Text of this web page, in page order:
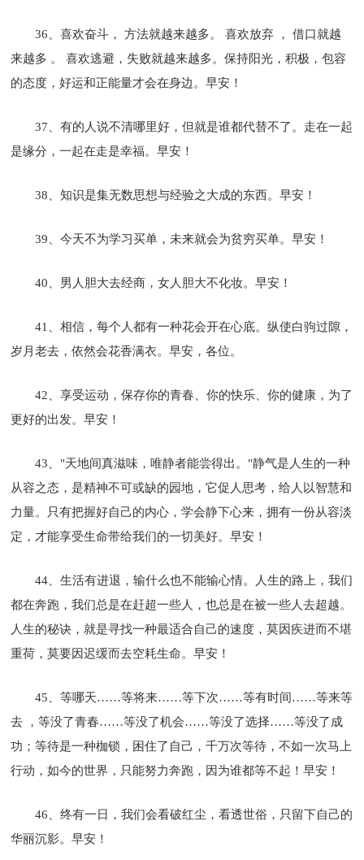
36、喜欢奋斗， 方法就越来越多。 喜欢放弃 ， 借口就越
来越多 。 喜欢逃避，失败就越来越多。保持阳光，积极，包容
的态度，好运和正能量才会在身边。早安！
37、有的人说不清哪里好，但就是谁都代替不了。走在一起
是缘分，一起在走是幸福。早安！
38、知识是集无数思想与经验之大成的东西。早安！
39、今天不为学习买单，未来就会为贫穷买单。早安！
40、男人胆大去经商，女人胆大不化妆。早安！
41、相信，每个人都有一种花会开在心底。纵使白驹过隙，
岁月老去，依然会花香满衣。早安，各位。
42、享受运动，保存你的青春、你的快乐、你的健康，为了
更好的出发。早安！
43、"天地间真滋味，唯静者能尝得出。"静气是人生的一种
从容之态，是精神不可或缺的园地，它促人思考，给人以智慧和
力量。只有把握好自己的内心，学会静下心来，拥有一份从容淡
定，才能享受生命带给我们的一切美好。早安！
44、生活有进退，输什么也不能输心情。人生的路上，我们
都在奔跑，我们总是在赶超一些人，也总是在被一些人去超越。
人生的秘诀，就是寻找一种最适合自己的速度，莫因疾进而不堪
重荷，莫要因迟缓而去空耗生命。早安！
45、等哪天……等将来……等下次……等有时间……等来等
去 ，等没了青春……等没了机会……等没了选择……等没了成
功；等待是一种枷锁，困住了自己，千万次等待，不如一次马上
行动，如今的世界，只能努力奔跑，因为谁都等不起！早安！
46、终有一日，我们会看破红尘，看透世俗，只留下自己的
华丽沉影。早安！